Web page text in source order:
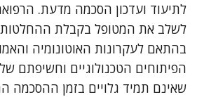
לתיעוד ועדכון הסכמה מדעת.
לשלב את המטופל בקבלת ההחלטות
בהתאם לעקרונות האוטונומיה
הפיתוחים הטכנולוגיים וחשיפתם של
שאינם תמיד גלויים בזמן ההסכמה